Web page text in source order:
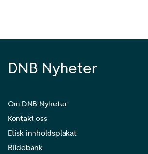
DNB Nyheter
Om DNB Nyheter
Kontakt oss
Etisk innholdsplakat
Bildebank